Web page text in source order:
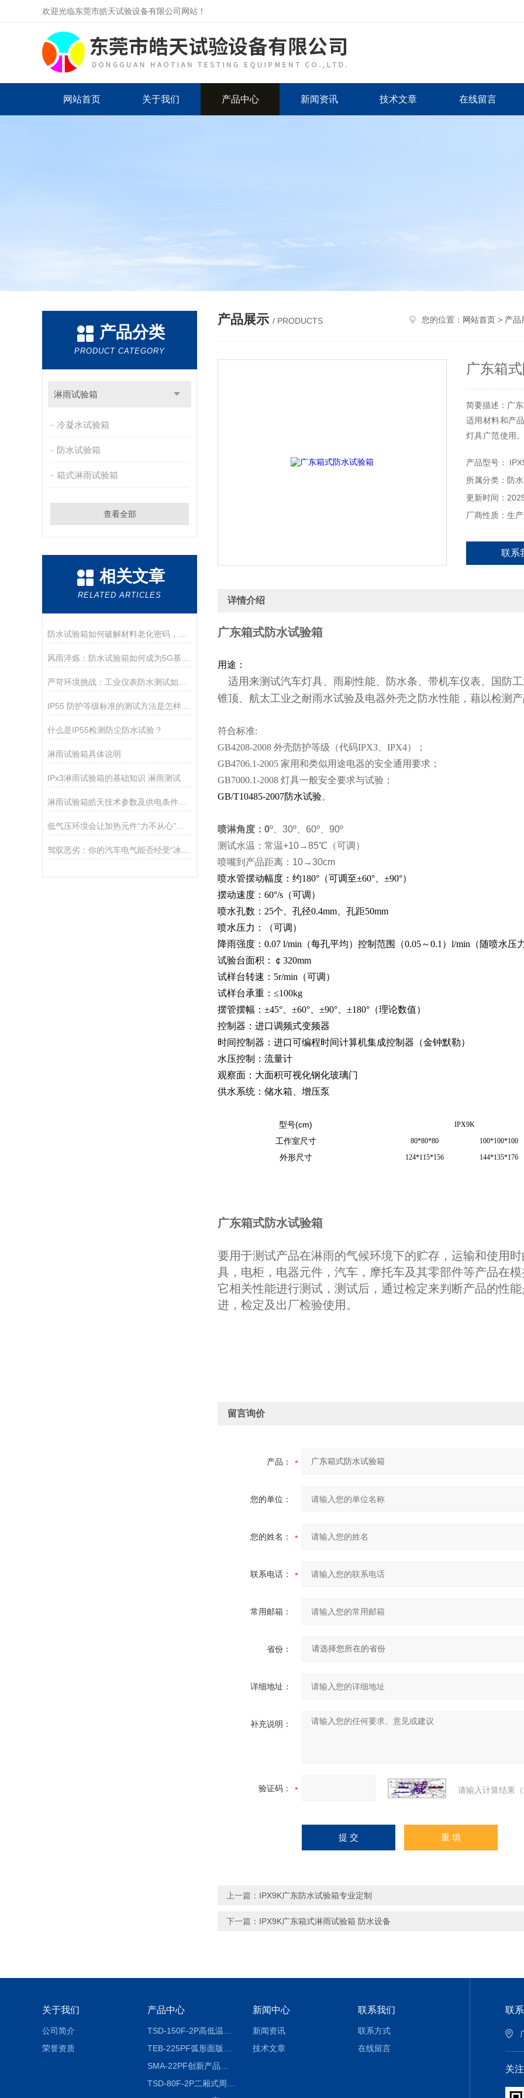
欢迎光临东莞市皓天试验设备有限公司网站！
网站首页 关于我们 产品中心 新闻资讯 技术文章 在线留言
产品分类
PRODUCT CATEGORY
淋雨试验箱
冷凝水试验箱
防水试验箱
箱式淋雨试验箱
查看全部
相关文章
RELATED ARTICLES
IP55 防护等级标准的测试方法是怎样的？
什么是IP55检测防尘防水试验？
淋雨试验箱具体说明
IPx3淋雨试验箱的基础知识 淋雨测试
淋雨试验箱皓天技术参数及供电条件说明
产品展示 / PRODUCTS 您的位置： 网站首页 > 产品
广东箱
简要描述：广
适用材料和产
灯具广范使用
产品型号：
所属分类：防
更新时间：
厂商性质：生
联系
详情介绍
广东箱式防水试验箱
用途：
适用来测试汽车灯具、雨刷性能、防水条、带机车仪表、国防
锥顶、航太工业之耐雨水试验及电器外壳之防水性能，藉以检测产
符合标准:
GB4208-2008 外壳防护等级（代码IPX3、IPX4）；
GB4706.1-2005 家用和类似用途电器的安全通用要求；
GB7000.1-2008 灯具一般安全要求与试验；
GB/T10485-2007防水试验。
喷淋角度：0º、30º、60º、90º
测试水温：常温+10→85℃（可调）
喷嘴到产品距离：10→30cm
喷水管摆动幅度：约180° （可调至±60°、±90°）
摆动速度： 60°/s （可调）
喷水孔数： 25个、孔径0.4mm、孔距50mm
喷水压力：（可调）
降雨强度： 0.07 l/min （每孔平均）控制范围（0.05～0.1）l/min（随喷水压
试验台面积：￠ 320mm
试样台转速： 5r/min （可调）
试样台承重： ≤100kg
摆管摆幅： ±45° 、±60°、±90°、±180°（理论数值）
控制器：进口调频式变频器
时间控制器：进口可编程时间计算机集成控制器（金钟默勒）
水压控制：流量计
观察面：大面积可视化钢化玻璃门
供水系统：储水箱、增压泵
型号(cm) IPX9K
工作室尺寸 80*80*80 100*100*100
外形尺寸 124*115*156 144*135*176
广东箱式防水试验箱
要用于测试产品在淋雨的气候环境下的贮存，运输和使用
具，电柜，电器元件，汽车，摩托车及其零部件等产品在
它相关性能进行测试，测试后，通过检定来判断产品的性
进，检定及出厂检验使用。
留言询价
产品：
您的单位：
您的姓名：
联系电话：
常用邮箱：
省份：
详细地址：
补充说明：
验证码： 请输入计算结果
上一篇： IPX9K广东防水试验箱专业定制
下一篇： IPX9K广东箱式淋雨试验箱 防水设备
关于我们
公司简介
荣誉资质
产品中心 新闻中心
新闻资讯
技术文章
联系我们
联系方式
在线留言
联
关